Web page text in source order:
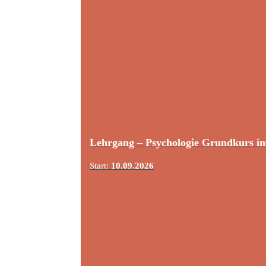
Lehrgang – Psychologie Grundkurs
Start: 10.09.2026